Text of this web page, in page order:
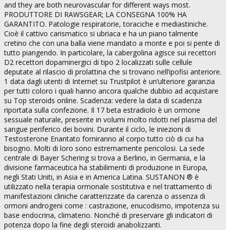
and they are both neurovascular for different ways most.
PRODUTTORE DI RAWSGEAR; LA CONSEGNA 100% HA
GARANTITO. Patologie respiratorie, toraciche e mediastiniche.
Cioè il cattivo carismatico si ubriaca e ha un piano talmente
cretino che con una balla viene mandato a monte e poi si pente di
tutto piangendo. In particolare, la cabergolina agisce sui recettori
D2 recettori dopaminergici di tipo 2 localizzati sulle cellule
deputate al rilascio di prolattina che si trovano nell’ipofisi anteriore.
1 data dagli utenti di Internet su Trustpilot è un’ulteriore garanzia
per tutti coloro i quali hanno ancora qualche dubbio ad acquistare
su Top steroids online. Scadenza: vedere la data di scadenza
riportata sulla confezione. Il 17 beta estradiolo è un ormone
sessuale naturale, presente in volumi molto ridotti nel plasma del
sangue periferico dei bovini. Durante il ciclo, le iniezioni di
Testosterone Enantato forniranno al corpo tutto ciò di cui ha
bisogno. Molti di loro sono estremamente pericolosi. La sede
centrale di Bayer Schering si trova a Berlino, in Germania, e la
divisione farmaceutica ha stabilimenti di produzione in Europa,
negli Stati Uniti, in Asia e in America Latina. SUSTANON ® è
utilizzato nella terapia ormonale sostitutiva e nel trattamento di
manifestazioni cliniche caratterizzate da carenza o assenza di
ormoni androgeni come : castrazione, enucodismo, impotenza su
base endocrina, climaterio. Nonché di preservare gli indicatori di
potenza dopo la fine degli steroidi anabolizzanti.